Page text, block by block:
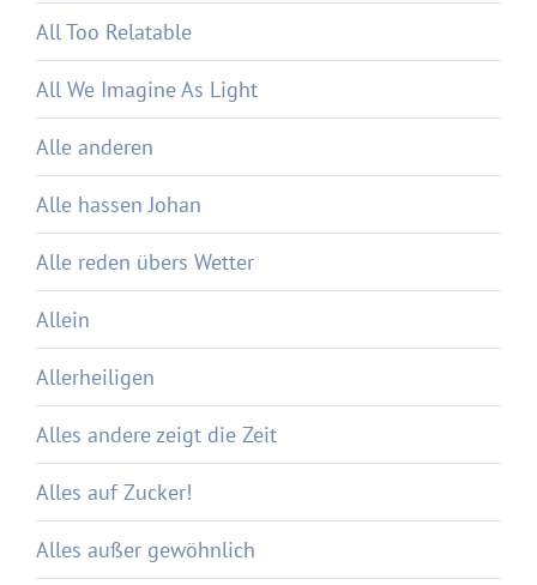
All Too Relatable
All We Imagine As Light
Alle anderen
Alle hassen Johan
Alle reden übers Wetter
Allein
Allerheiligen
Alles andere zeigt die Zeit
Alles auf Zucker!
Alles außer gewöhnlich